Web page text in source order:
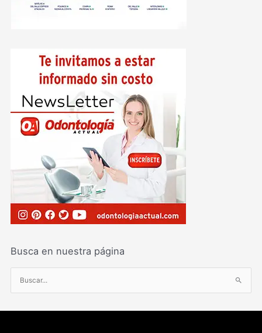
Busca en nuestra página
u
s